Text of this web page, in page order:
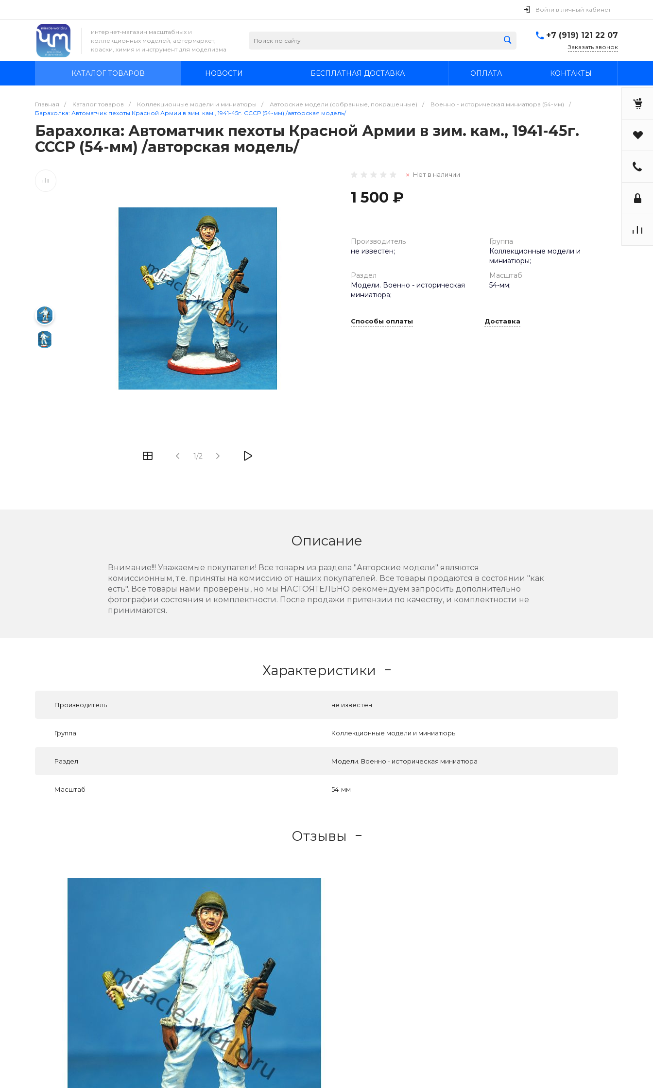
Войти в личный кабинет
интернет-магазин масштабных и
коллекционных моделей, афтермаркет,
краски, химия и инструмент для моделизма
+7 (919) 121 22 07
Заказать звонок
КАТАЛОГ ТОВАРОВ НОВОСТИ БЕСПЛАТНАЯ ДОСТАВКА ОПЛАТА КОНТАКТЫ
Главная / Каталог товаров / Коллекционные модели и миниатюры / Авторские модели (собранные, покрашенные) / Военно - историческая миниатюра (54-мм)
/
Барахолка: Автоматчик пехоты Красной Армии в зим. кам., 1941-45г. СССР (54-мм) /авторская модель/
Барахолка: Автоматчик пехоты Красной Армии в зим. кам., 1941-45г.
СССР (54-мм) /авторская модель/
1/2
Нет в наличии
1 500 ₽
Производитель
не известен;
Группа
Коллекционные модели и
миниатюры;
Раздел
Модели. Военно - историческая
миниатюра;
Масштаб
54-мм;
Способы оплаты Доставка
Описание
Внимание!!! Уважаемые покупатели! Все товары из раздела "Авторские модели" являются
комиссионным, т.е. приняты на комиссию от наших покупателей. Все товары продаются в состоянии "как
есть". Все товары нами проверены, но мы НАСТОЯТЕЛЬНО рекомендуем запросить дополнительно
фотографии состояния и комплектности. После продажи притензии по качеству, и комплектности не
принимаются.
Характеристики
Производитель не известен
Группа Коллекционные модели и миниатюры
Раздел Модели. Военно - историческая миниатюра
Масштаб 54-мм
Отзывы